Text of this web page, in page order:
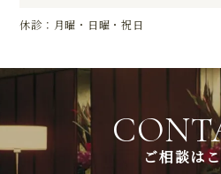
休診：月曜・日曜・祝日
ご相談は